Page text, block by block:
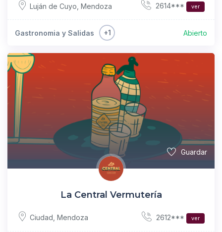
Luján de Cuyo Mendoza 2614*** ver
Gastronomia y Salidas +1 Abierto
Guardar
La Central Vermutería
Ciudad Mendoza 2612*** ver